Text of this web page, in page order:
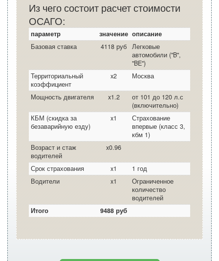
Из чего состоит расчет стоимости
ОСАГО:
параметр значение описание
Базовая ставка
4118 руб
Легковые
автомобили ("B",
"BE")
Территориальный
коэффициент
x2 Москва
Мощность двигателя x1.2
от 101 до 120 л.с
(включительно)
КБМ (скидка за
безаварийную езду)
x1
Страхование
впервые (класс 3,
кбм 1)
Возраст и стаж
водителей
x0.96
Срок страхования x1
1 год
Водители
x1
Ограниченное
количество
водителей
Итого
9488 руб